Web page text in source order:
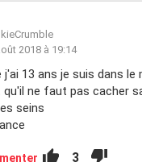
2018 à 19:14
j'ai 13 ans je suis dans
ne faut pas cacher
seins
3